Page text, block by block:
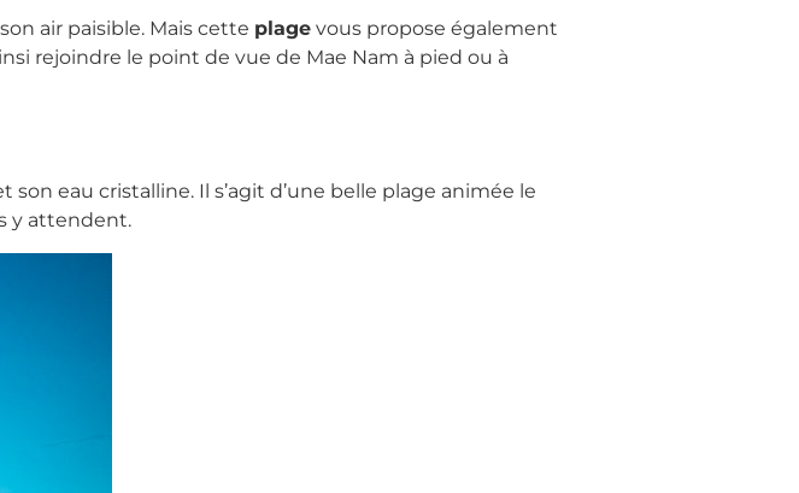
air paisible. Mais cette plage vous propose également
rejoindre le point de vue de Mae Nam à pied ou à
eau cristalline. Il s’agit d’une belle plage animée le
y attendent.